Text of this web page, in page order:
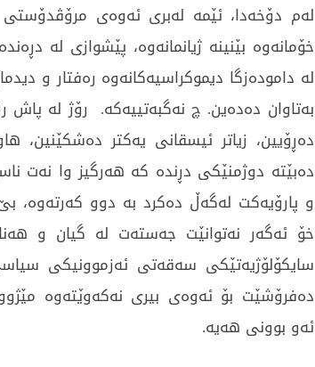
لەم دۆخەدا، ئێمە لەبری ئەوەی
خۆمانەوە بێنینە ژیانمانەوە، پێشوازی لە
لە دامودەزگا دیموکراسیەکانەوە رەفتار و
بەتاوان دەدەین. چ نەگبەتییەکە. رۆژ لە
دەڕۆیین، زیاتر ئیسقانی یەکتر دەشکێنین،
دەبێتە دوژمنێکی دڕندە کە هەرگیز وا نەت
و پارۆیەکت لەگەڵ دەکرد بە دوو کەرتەوە، بێ
خۆ ئەگەر نەتوانێت جەستەت لە گیان و
سایکۆلۆژیەتێکی سەقەتی ئەزموونیکی
دەفرۆشێت بۆ ئەوەی بیری نەکەوێتەوە
ئەو بوونی هەیە.